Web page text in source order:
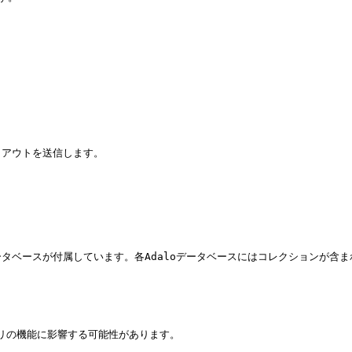
ウトを送信します。
ベースが付属しています。各Adaloデータベースにはコレクションが含
機能に影響する可能性があります。